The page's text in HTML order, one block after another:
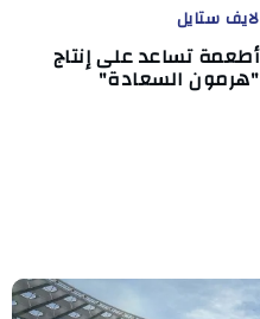
لايف ستايل
أطعمة تساعد على إنتاج
"هرمون السعادة"